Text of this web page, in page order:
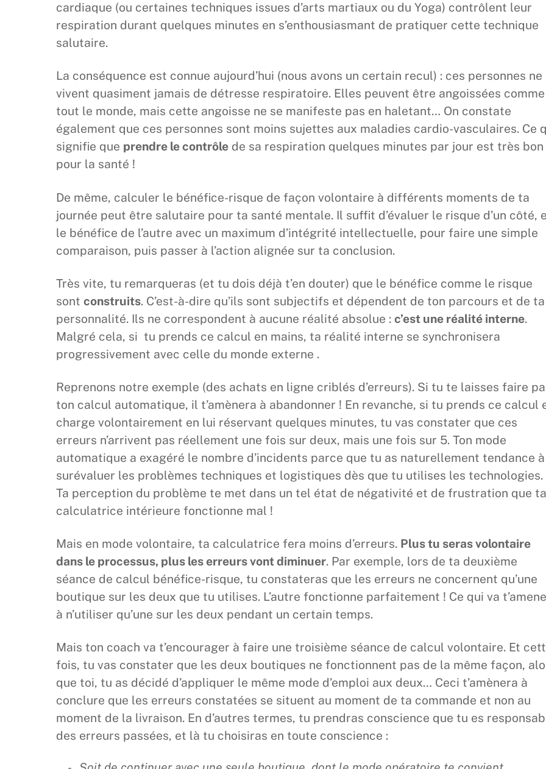
cardiaque (ou certaines techniques issues d’arts martiaux ou du Yoga) contrôlent leur
respiration durant quelques minutes en s’enthousiasmant de pratiquer cette technique
salutaire.
La conséquence est connue aujourd’hui (nous avons un certain recul) : ces personnes ne
vivent quasiment jamais de détresse respiratoire. Elles peuvent être angoissées comme
tout le monde, mais cette angoisse ne se manifeste pas en haletant… On constate
également que ces personnes sont moins sujettes aux maladies cardio-vasculaires. Ce
signifie que prendre le contrôle de sa respiration quelques minutes par jour est très bon
pour la santé !
De même, calculer le bénéfice-risque de façon volontaire à différents moments de ta
journée peut être salutaire pour ta santé mentale. Il suffit d’évaluer le risque d’un côté,
le bénéfice de l’autre avec un maximum d’intégrité intellectuelle, pour faire une simple
comparaison, puis passer à l’action alignée sur ta conclusion.
Très vite, tu remarqueras (et tu dois déjà t’en douter) que le bénéfice comme le risque
sont construits. C’est-à-dire qu’ils sont subjectifs et dépendent de ton parcours et de ta
personnalité. Ils ne correspondent à aucune réalité absolue : c’est une réalité interne.
Malgré cela, si tu prends ce calcul en mains, ta réalité interne se synchronisera
progressivement avec celle du monde externe .
Reprenons notre exemple (des achats en ligne criblés d’erreurs). Si tu te laisses faire
ton calcul automatique, il t’amènera à abandonner ! En revanche, si tu prends ce calcul
charge volontairement en lui réservant quelques minutes, tu vas constater que ces
erreurs n’arrivent pas réellement une fois sur deux, mais une fois sur 5. Ton mode
automatique a exagéré le nombre d’incidents parce que tu as naturellement tendance à
surévaluer les problèmes techniques et logistiques dès que tu utilises les technologies.
Ta perception du problème te met dans un tel état de négativité et de frustration que ta
calculatrice intérieure fonctionne mal !
Mais en mode volontaire, ta calculatrice fera moins d’erreurs. Plus tu seras volontaire
dans le processus, plus les erreurs vont diminuer. Par exemple, lors de ta deuxième
séance de calcul bénéfice-risque, tu constateras que les erreurs ne concernent qu’une
boutique sur les deux que tu utilises. L’autre fonctionne parfaitement ! Ce qui va
à n’utiliser qu’une sur les deux pendant un certain temps.
Mais ton coach va t’encourager à faire une troisième séance de calcul volontaire. Et
fois, tu vas constater que les deux boutiques ne fonctionnent pas de la même façon,
que toi, tu as décidé d’appliquer le même mode d’emploi aux deux… Ceci t’amènera à
conclure que les erreurs constatées se situent au moment de ta commande et non au
moment de la livraison. En d’autres termes, tu prendras conscience que tu es
des erreurs passées, et là tu choisiras en toute conscience :